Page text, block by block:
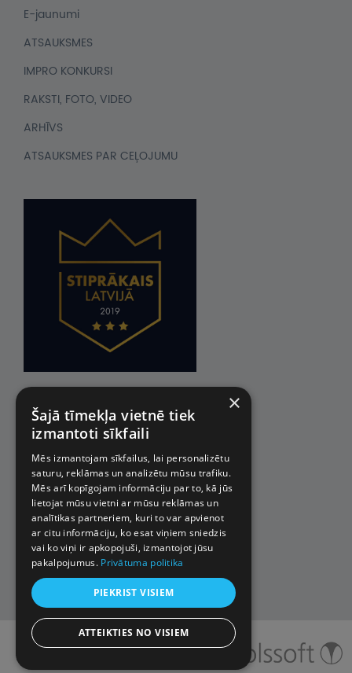
E-jaunumi
ATSAUKSMES
IMPRO KONKURSI
RAKSTI, FOTO, VIDEO
ARHĪVS
ATSAUKSMES PAR CEĻOJUMU
© 2026 Impro ceļojumi. Visas
tiesības aizsargātas.
×
Šajā tīmekļa vietnē tiek
izmantoti sīkfaili
Mēs izmantojam sīkfailus, lai personalizētu
saturu, reklāmas un analizētu mūsu trafiku.
Mēs arī kopīgojam informāciju par to, kā jūs
lietojat mūsu vietni ar mūsu reklāmas un
analītikas partneriem, kuri to var apvienot
ar citu informāciju, ko esat viņiem sniedzis
vai ko viņi ir apkopojuši, izmantojot jūsu
pakalpojumus. Privātuma politika
PIEKRIST VISIEM
ATTEIKTIES NO VISIEM